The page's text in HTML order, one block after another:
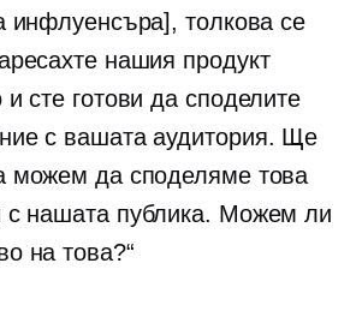
инфлуенсъра], толкова се
нашия продукт
сте готови да споделите
с вашата аудитория. Ще
можем да споделяме това
нашата публика. Можем ли
на това?“